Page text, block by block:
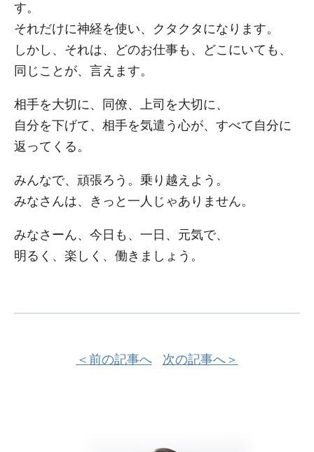
す。
それだけに神経を使い、クタクタになります。
しかし、それは、どのお仕事も、どこにいても、
同じことが、言えます。
相手を大切に、同僚、上司を大切に、
自分を下げて、相手を気遣う心が、すべて自分に
返ってくる。
みんなで、頑張ろう。乗り越えよう。
みなさんは、きっと一人じゃありません。
みなさーん、今日も、一日、元気で、
明るく、楽しく、働きましょう。
＜前の記事へ 次の記事へ＞